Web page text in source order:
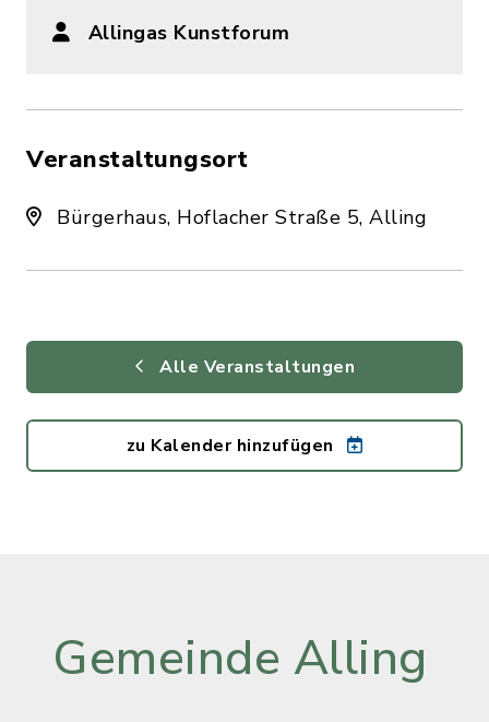
Allingas Kunstforum
Veranstaltungsort
Bürgerhaus, Hoflacher Straße 5, Alling
Alle Veranstaltungen
zu Kalender hinzufügen
Gemeinde Alling